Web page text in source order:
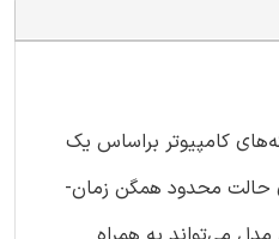
کامپیوتر براساس یک
حالت محدود همگن زمان-